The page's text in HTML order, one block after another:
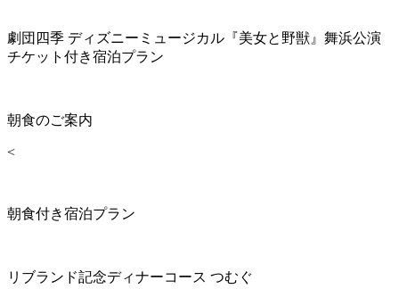
劇団四季 ディズニーミュージカル『美女と野獣』舞浜公演
チケット付き宿泊プラン
朝食のご案内
<
朝食付き宿泊プラン
リブランド記念ディナーコース つむぐ